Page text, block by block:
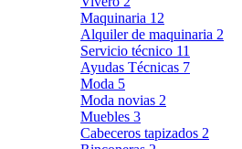
Maquinaria 12
Alquiler de maquinaria 2
Servicio técnico 11
Ayudas Técnicas 7
Moda 5
Moda novias 2
Muebles 3
Cabeceros tapizados 2